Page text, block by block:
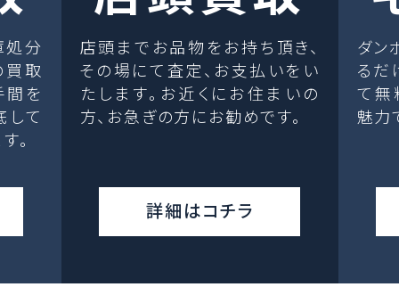
処分
取
間を
して
。
店頭までお品物をお持ち頂き、
その場にて査定、お支払いをい
たします。お近くにお住まいの
方、お急ぎの方にお勧めです。
詳細はコチラ
ダン
るだ
て無
魅力